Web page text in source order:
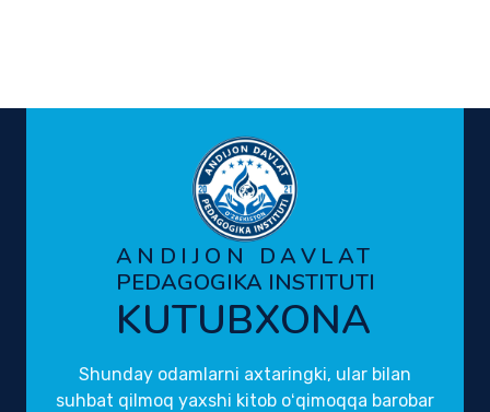
ANDIJON DAVLAT
PEDAGOGIKA INSTITUTI
KUTUBXONA
Shunday odamlarni axtaringki, ular bilan
suhbat qilmoq yaxshi kitob oʻqimoqqa barobar